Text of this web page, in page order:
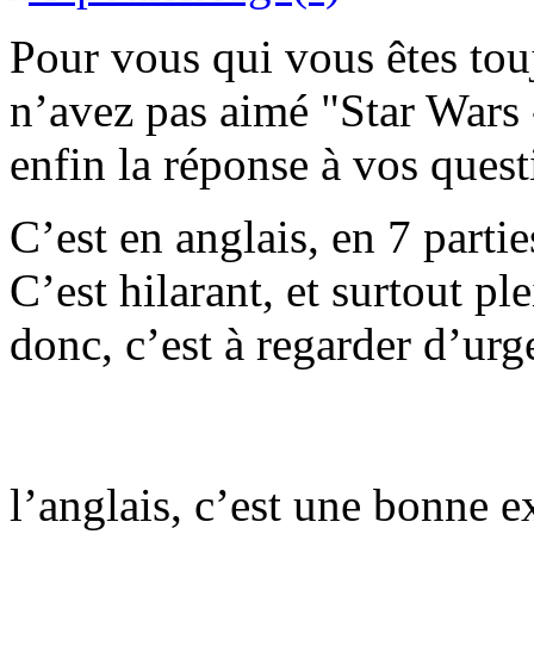
Pour vous qui vous êtes
n’avez pas aimé "Star
enfin la réponse à vos
C’est en anglais, en 7
C’est hilarant, et surtout
donc, c’est à regarder
l’anglais, c’est une bonne